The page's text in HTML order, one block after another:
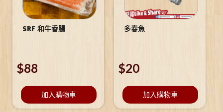
SRF 和牛香腸
$88
加入購物車
多春魚
$20
加入購物車